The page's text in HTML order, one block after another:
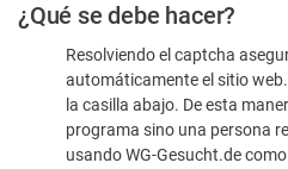
¿Qué se debe hacer?
Resolviendo el captcha
automáticamente el sitio
la casilla abajo. De esta
programa sino una persona
usando WG-Gesucht.de